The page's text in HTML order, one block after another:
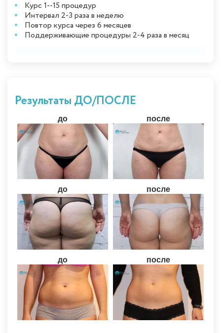
Курс 1--15 процедур
Интервал 2-3 раза в неделю
Повтор курса через 6 месяцев
Поддерживающие процедуры 2-4 раза в месяц
Результаты ДО/ПОСЛЕ
до
до
до
после
после
после